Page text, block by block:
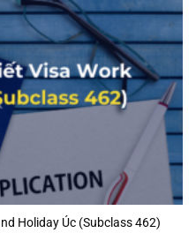
Holiday Úc (Subclass 462)